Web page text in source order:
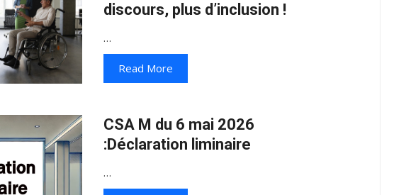
discours, plus d’inclusion !
…
Read More
CSA M du 6 mai 2026
:Déclaration liminaire
…